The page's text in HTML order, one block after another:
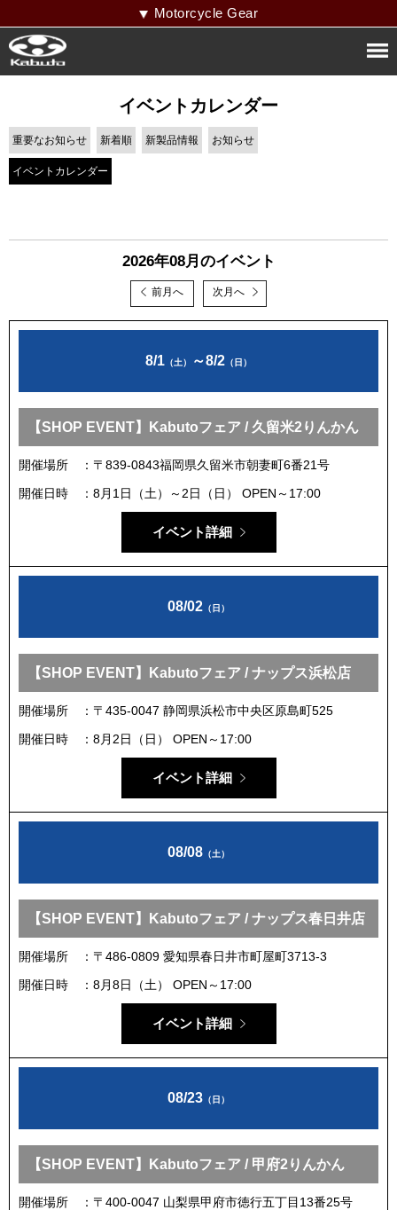
Motorcycle Gear
イベントカレンダー
重要なお知らせ 新着順 新製品情報 お知らせ
イベントカレンダー
2026年08月のイベント
前月へ 次月へ
8/1 （土） ～8/2 （日）
【SHOP EVENT】Kabutoフェア / 久留米2りんかん
開催場所
〒839-0843福岡県久留米市朝妻町6番21号
開催日時
8月1日（土）～2日（日） OPEN～17:00
イベント詳細
08/02 （日）
【SHOP EVENT】Kabutoフェア / ナップス浜松店
開催場所
〒435-0047 静岡県浜松市中央区原島町525
開催日時
8月2日（日） OPEN～17:00
イベント詳細
08/08 （土）
【SHOP EVENT】Kabutoフェア / ナップス春日井店
開催場所
〒486-0809 愛知県春日井市町屋町3713-3
開催日時
8月8日（土） OPEN～17:00
イベント詳細
08/23 （日）
【SHOP EVENT】Kabutoフェア / 甲府2りんかん
開催場所
〒400-0047 山梨県甲府市徳行五丁目13番25号